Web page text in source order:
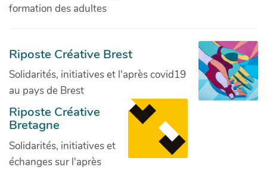
formation des adultes
Riposte Créative Brest
Solidarités, initiatives et l'après covid19
au pays de Brest
Riposte Créative
Bretagne
Solidarités, initiatives et
échanges sur l'après